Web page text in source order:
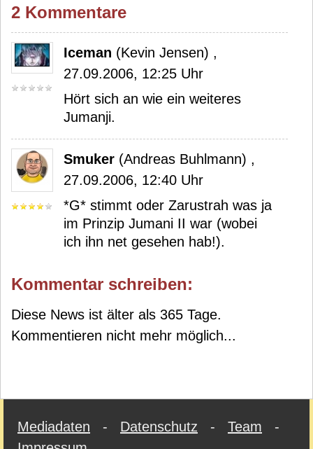
2 Kommentare
Iceman (Kevin Jensen) ,
27.09.2006, 12:25 Uhr
Hört sich an wie ein weiteres
Jumanji.
Smuker (Andreas Buhlmann) ,
27.09.2006, 12:40 Uhr
*G* stimmt oder Zarustrah was ja
im Prinzip Jumani II war (wobei
ich ihn net gesehen hab!).
Kommentar schreiben:
Diese News ist älter als 365 Tage.
Kommentieren nicht mehr möglich...
Mediadaten - Datenschutz - Team -